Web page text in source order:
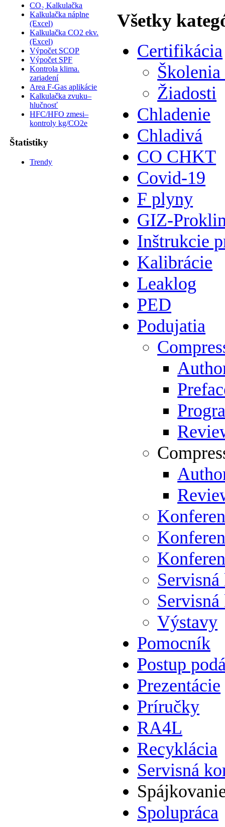
CO₂ Kalkulačka
Kalkulačka náplne
(Excel)
Kalkulačka CO2 ekv.
(Excel)
Výpočet SCOP
Výpočet SPF
Kontrola klima.
zariadení
Area F-Gas aplikácie
Kalkulačka zvuku–
hlučnosť
HFC/HFO zmesi–
kontroly kg/CO2e
Štatistiky
Trendy
Všetky
Certifikácia
Žiadosti
Chladenie
Chladivá
CO CHKT
Covid-19
F plyny
GIZ-
Inštrukcie
Kalibrácie
Leaklog
PED
Podujatia
Výstavy
Pomocník
Postup
Prezentácie
Príručky
RA4L
Recyklácia
Servisná
Spolupráca